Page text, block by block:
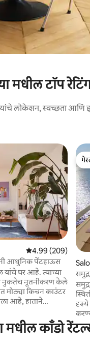
मधील टॉप
लोकेशन, स्वच्छता आणि
5 पैकी 4.99 सरासरी
4.99 (209)
आधुनिक पेंटहाऊस
घर आहे. त्याच्या
नुकतेच नूतनीकरण केले
किचन काउंटर
आहे, हाताने
हे अतिशय उज्ज्वल
आहे, जे खाण्यासाठी
दृश्ये
आनंद
आणि
मधील काँडो